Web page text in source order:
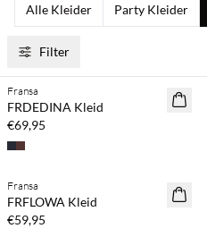
Alle Kleider Party Kleider
Filter
NEUHEITEN
Fransa
FRDEDINA Kleid
€69,95
NEUHEITEN
Fransa
FRFLOWA Kleid
€59,95